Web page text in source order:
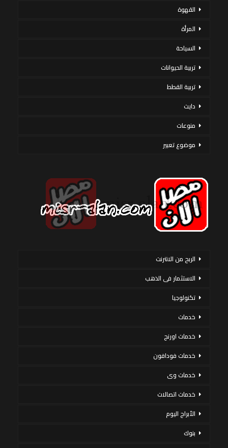
القهوة
المرأة
السياحة
تربية الحيوانات
تربية القطط
دايت
منوعات
موضوع تعبير
الربح من الانترنت
الاستثمار فى الذهب
تكنولوجيا
خدمات
خدمات اورنج
خدمات فودافون
خدمات وى
خدمات اتصالات
الأبراج اليوم
بنوك